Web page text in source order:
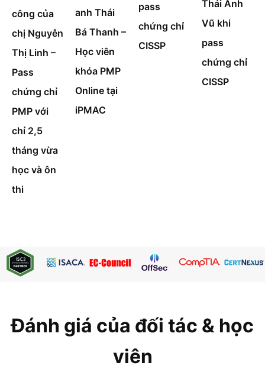
công của
chị Nguyễn
Thị Linh –
Pass
chứng chỉ
PMP với
chỉ 2,5
tháng vừa
học và ôn
thi
anh Thái
Bá Thanh –
Học viên
khóa PMP
Online tại
iPMAC
pass
chứng chỉ
CISSP
Thái Anh
Vũ khi
pass
chứng chỉ
CISSP
Đánh giá của đối tác & học
viên